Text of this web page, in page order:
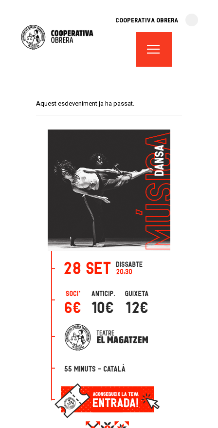
COOPERATIVA OBRERA
fes-te soci
lloguer d’espais
Aquest esdeveniment ja ha passat.